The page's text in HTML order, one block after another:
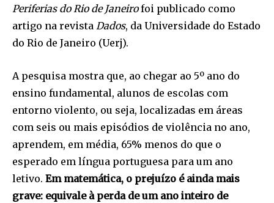
Periferias do Rio de Janeirofoi publicado como
artigo na revista Dados, da Universidade do Estado
do Rio de Janeiro (Uerj).
A pesquisa mostra que, ao chegar ao 5º ano do
ensino fundamental, alunos de escolas com
entorno violento, ou seja, localizadas em áreas
com seis ou mais episódios de violência no ano,
aprendem, em média, 65% menos do que o
esperado em língua portuguesa para um ano
letivo. Em matemática, o prejuízo é ainda mais
grave: equivale à perda de um ano inteiro de